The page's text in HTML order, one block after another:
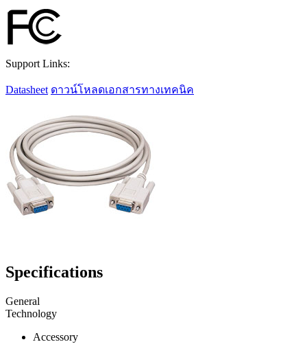
Support Links:
Datasheet ดาวน์โหลดเอกสารทางเทคนิค
Specifications
General
Technology
Accessory